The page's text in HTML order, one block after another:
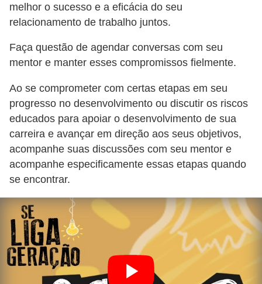
melhor o sucesso e a eficácia do seu
relacionamento de trabalho juntos.
Faça questão de agendar conversas com seu
mentor e manter esses compromissos fielmente.
Ao se comprometer com certas etapas em seu
progresso no desenvolvimento ou discutir os riscos
educados para apoiar o desenvolvimento de sua
carreira e avançar em direção aos seus objetivos,
acompanhe suas discussões com seu mentor e
acompanhe especificamente essas etapas quando
se encontrar.